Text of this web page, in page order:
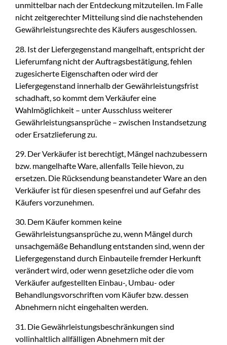
unmittelbar nach der Entdeckung mitzuteilen. Im Falle
nicht zeitgerechter Mitteilung sind die nachstehenden
Gewährleistungsrechte des Käufers ausgeschlossen.
28. Ist der Liefergegenstand mangelhaft, entspricht der
Lieferumfang nicht der Auftragsbestätigung, fehlen
zugesicherte Eigenschaften oder wird der
Liefergegenstand innerhalb der Gewährleistungsfrist
schadhaft, so kommt dem Verkäufer eine
Wahlmöglichkeit – unter Ausschluss weiterer
Gewährleistungsansprüche – zwischen Instandsetzung
oder Ersatzlieferung zu.
29. Der Verkäufer ist berechtigt, Mängel nachzubessern
bzw. mangelhafte Ware, allenfalls Teile hievon, zu
ersetzen. Die Rücksendung beanstandeter Ware an den
Verkäufer ist für diesen spesenfrei und auf Gefahr des
Käufers vorzunehmen.
30. Dem Käufer kommen keine
Gewährleistungsansprüche zu, wenn Mängel durch
unsachgemäße Behandlung entstanden sind, wenn der
Liefergegenstand durch Einbauteile fremder Herkunft
verändert wird, oder wenn gesetzliche oder die vom
Verkäufer aufgestellten Einbau-, Umbau- oder
Behandlungsvorschriften vom Käufer bzw. dessen
Abnehmern nicht eingehalten werden.
31. Die Gewährleistungsbeschränkungen sind
vollinhaltlich allfälligen Abnehmern mit der